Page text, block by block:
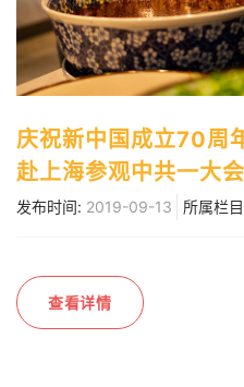
庆祝新中国成立70周
赴上海参观中共一大
发布时间: 2019-09-13 所属栏
查看详情